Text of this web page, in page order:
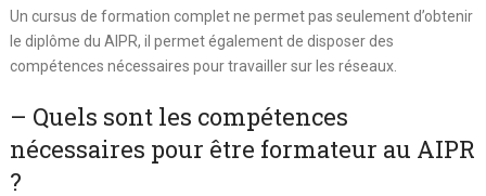
Un cursus de formation complet ne permet pas seulement d’obtenir
le diplôme du AIPR, il permet également de disposer des
compétences nécessaires pour travailler sur les réseaux.
– Quels sont les compétences
nécessaires pour être formateur au AIPR
?